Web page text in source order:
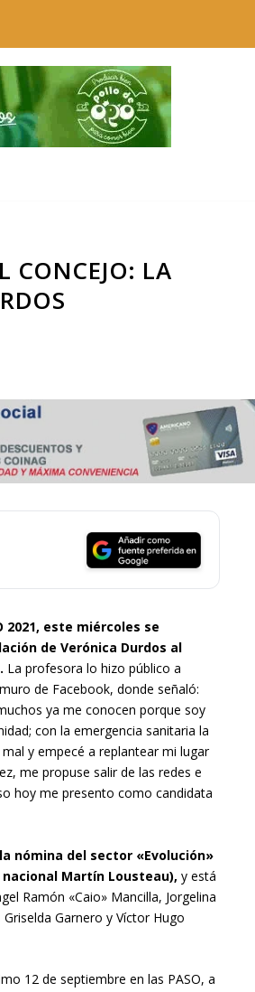
CONCEJO: LA
2021, este miércoles se
de Verónica Durdos al
La profesora lo hizo público a
de Facebook, donde señaló:
ya me conocen porque soy
con la emergencia sanitaria la
y empecé a replantear mi lugar
me propuse salir de las redes e
hoy me presento como candidata
nómina del sector «Evolución»
Martín Lousteau), y está
Ramón «Caio» Mancilla, Jorgelina
Garnero y Víctor Hugo
12 de septiembre en las PASO, a